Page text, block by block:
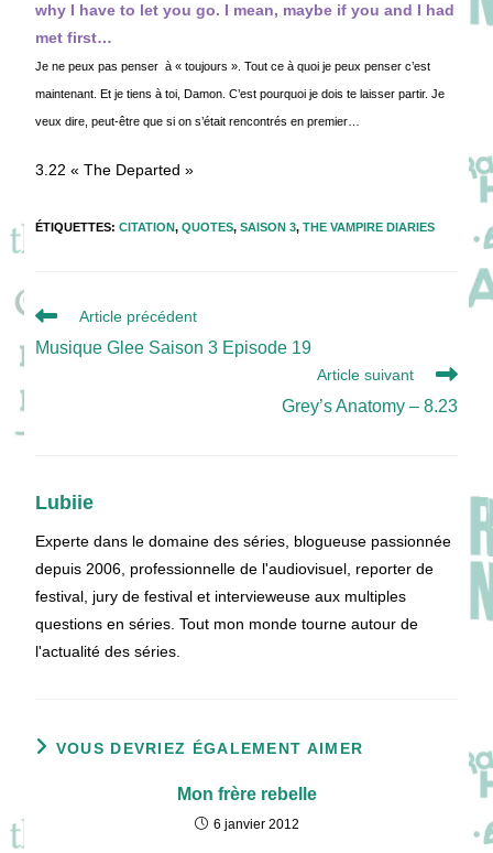
why I have to let you go. I mean, maybe if you and I had
met first…
Je ne peux pas penser à « toujours ». Tout ce à quoi je peux penser c’est
maintenant. Et je tiens à toi, Damon. C’est pourquoi je dois te laisser partir. Je
veux dire, peut-être que si on s’était rencontrés en premier…
3.22 « The Departed »
ÉTIQUETTES:CITATION, QUOTES, SAISON 3, THE VAMPIRE DIARIES
Read
articles
Article précédent
Musique Glee Saison 3 Episode 19
Article suivant
Grey’s Anatomy – 8.23
Lubiie
Experte dans le domaine des séries, blogueuse passionnée
depuis 2006, professionnelle de l'audiovisuel, reporter de
festival, jury de festival et intervieweuse aux multiples
questions en séries. Tout mon monde tourne autour de
l'actualité des séries.
VOUS DEVRIEZ ÉGALEMENT AIMER
Mon frère rebelle
6 janvier 2012